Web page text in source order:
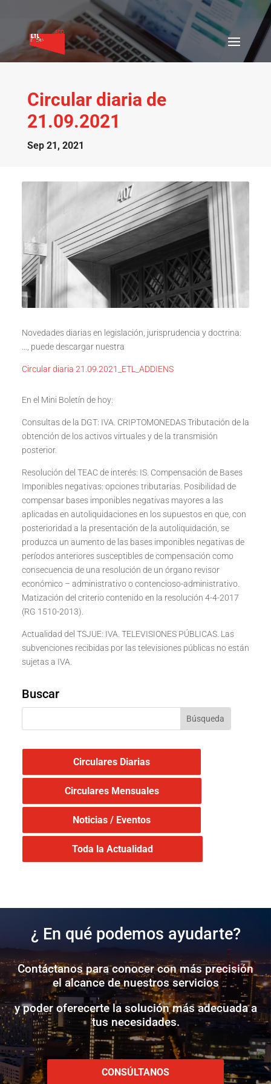
Circular diaria de
21.09.2021
Sep 21, 2021
Novedades diarias en legislación, jurisprudencia y doctrina:
…, puede descargar nuestra
Circular diaria 21.09.2021_ETL_ADDIENS
En el Mini Boletín de hoy:
Consultas de la DGT: IVA. CRIPTOMONEDAS Tributación de la
obtención de los activos virtuales y de la transmisión
posterior.
Resolución del TEAC de interés: IS. Compensación de Bases
Imponibles negativas: opciones tributarias. Posibilidad de
compensar bases imponibles negativas mayores a las
aplicadas en autoliquidaciones en los supuestos en que, con
posterioridad a la presentación de la autoliquidación, se
produzca un aumento de las bases imponibles negativas de
períodos anteriores susceptibles de compensación como
consecuencia de una resolución de un órgano revisor
económico – administrativo o contencioso-administrativo.
Matización del criterio contenido en la resolución 4-4-2017
(RG 1510-2013).
Actualidad del TSJUE: IVA. TELEVISIONES PÚBLICAS. Las
subvenciones recibidas por las televisiones públicas no están
sujetas a IVA.
Buscar
Circulares Diarias
Circulares Mensuales
Noticias / Eventos
Toda la Actualidad
¿ En qué podemos ayudarte?
Contáctanos para conocer con más precisión
el alcance de nuestros servicios
y poder oferecerte la solución más adecuada a
tus necesidades.
CONSÚLTANOS